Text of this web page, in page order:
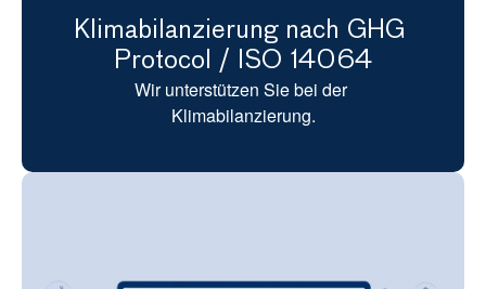
Klimabilanzierung nach GHG
Protocol / ISO 14064
Wir unterstützen Sie bei der
Klimabilanzierung.